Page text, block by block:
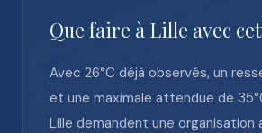
Que faire à Lille avec
Avec 26°C déjà observés, un
et une maximale attendue de
Lille demandent une organisation